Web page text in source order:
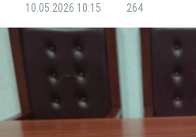
10.05.2026 10:15
264